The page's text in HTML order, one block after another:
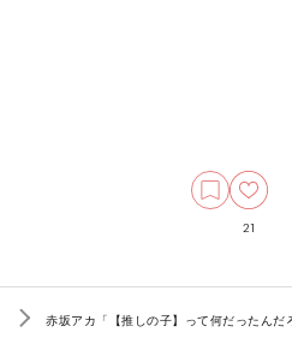
21
赤坂アカ「【推しの子】って何だったんだ